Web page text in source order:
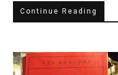
Continue Reading